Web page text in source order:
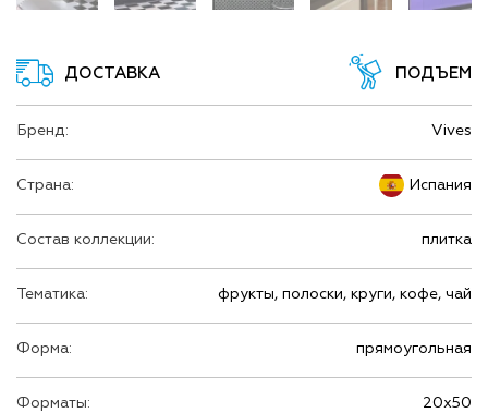
ДОСТАВКА ПОДЪЕМ
Бренд: Vives
Страна: Испания
Состав коллекции: плитка
Тематика: фрукты, полоски, круги, кофе, чай
Форма: прямоугольная
Форматы: 20х50